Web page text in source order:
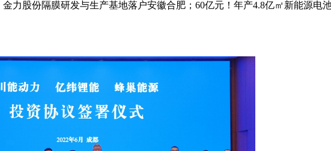
力股份隔膜研发与生产基地落户安徽合肥；60亿元！年产4.8亿㎡新能源电